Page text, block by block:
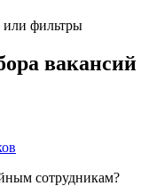
или фильтры
вакансий
сотрудникам?